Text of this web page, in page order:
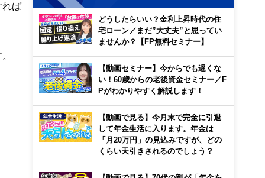
れば
どうしたらいい？金利上昇時代の住
宅ローン／まだ”大丈夫”と思ってい
ませんか？【FP無料セミナー】
【動画セミナー】今からでも遅くな
い！60歳からの老後資金セミナー／F
Pがわかりやすく解説します！
【動画で見る】今月末で完全に引退
して年金生活に入ります。年金は
「月20万円」の見込みですが、どの
くらい天引きされるのでしょう？